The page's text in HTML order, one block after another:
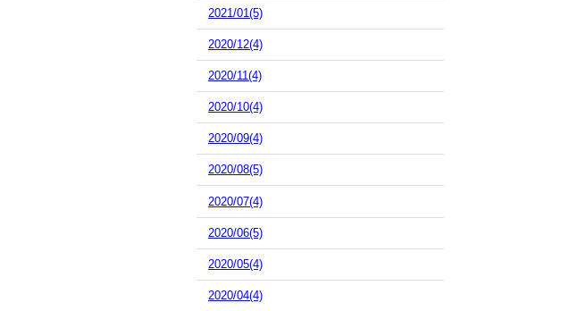
2021/01(5)
2020/12(4)
2020/11(4)
2020/10(4)
2020/09(4)
2020/08(5)
2020/07(4)
2020/06(5)
2020/05(4)
2020/04(4)